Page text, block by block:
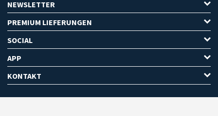
NEWSLETTER
PREMIUM LIEFERUNGEN
SOCIAL
APP
KONTAKT